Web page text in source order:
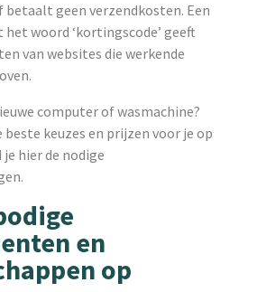
geen verzendkosten. Een
woord ‘kortingscode’ geeft
van websites die werkende
computer of wasmachine?
beste keuzes en prijzen voor je op
hier de nodige
en
op